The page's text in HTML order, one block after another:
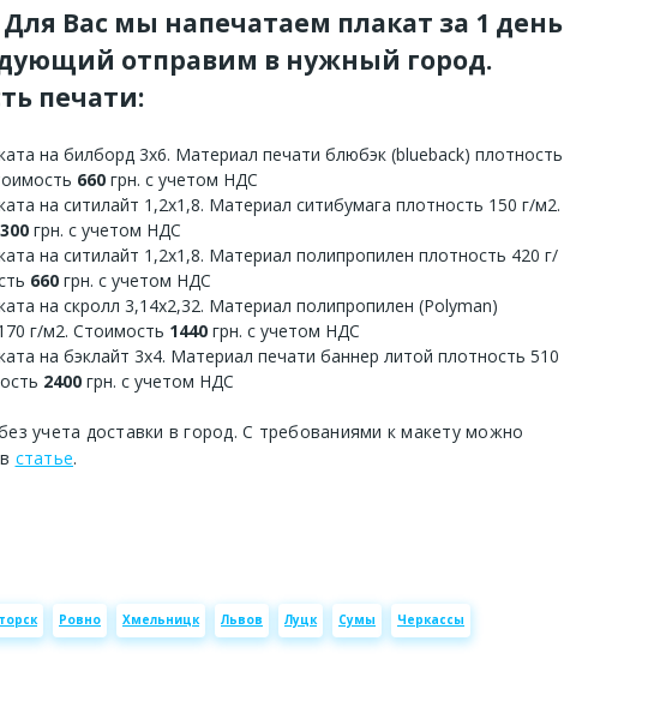
Вас мы напечатаем плакат за 1 день
отправим в нужный город.
печати:
на билборд 3х6. Материал печати блюбэк (blueback) плотность
660 грн. с учетом НДС
на ситилайт 1,2х1,8. Материал ситибумага плотность 150 г/м2.
300 грн. с учетом НДС
на ситилайт 1,2х1,8. Материал полипропилен плотность 420 г/
660 грн. с учетом НДС
на скролл 3,14х2,32. Материал полипропилен (Polyman)
г/м2. Стоимость 1440 грн. с учетом НДС
на бэклайт 3х4. Материал печати баннер литой плотность 510
2400 грн. с учетом НДС
учета доставки в город. С требованиями к макету можно
статье.
Ровно Хмельницк Львов Луцк Сумы Черкассы